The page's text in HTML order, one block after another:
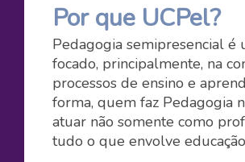
Por que UCPel?
Pedagogia semipresencial é
focado, principalmente, na
processos de ensino e
forma, quem faz Pedagogia
atuar não somente como
tudo o que envolve